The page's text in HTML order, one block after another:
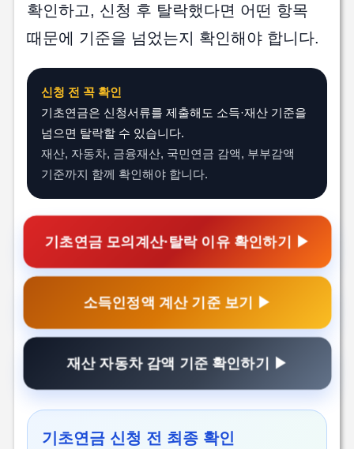
확인하고, 신청 후 탈락했다면 어떤 항목
때문에 기준을 넘었는지 확인해야 합니다.
신청 전 꼭 확인
기초연금은 신청서류를 제출해도 소득·재산 기준을
넘으면 탈락할 수 있습니다.
재산, 자동차, 금융재산, 국민연금 감액, 부부감액
기준까지 함께 확인해야 합니다.
기초연금 모의계산·탈락 이유 확인하기 ▶
소득인정액 계산 기준 보기 ▶
재산 자동차 감액 기준 확인하기 ▶
기초연금 신청 전 최종 확인